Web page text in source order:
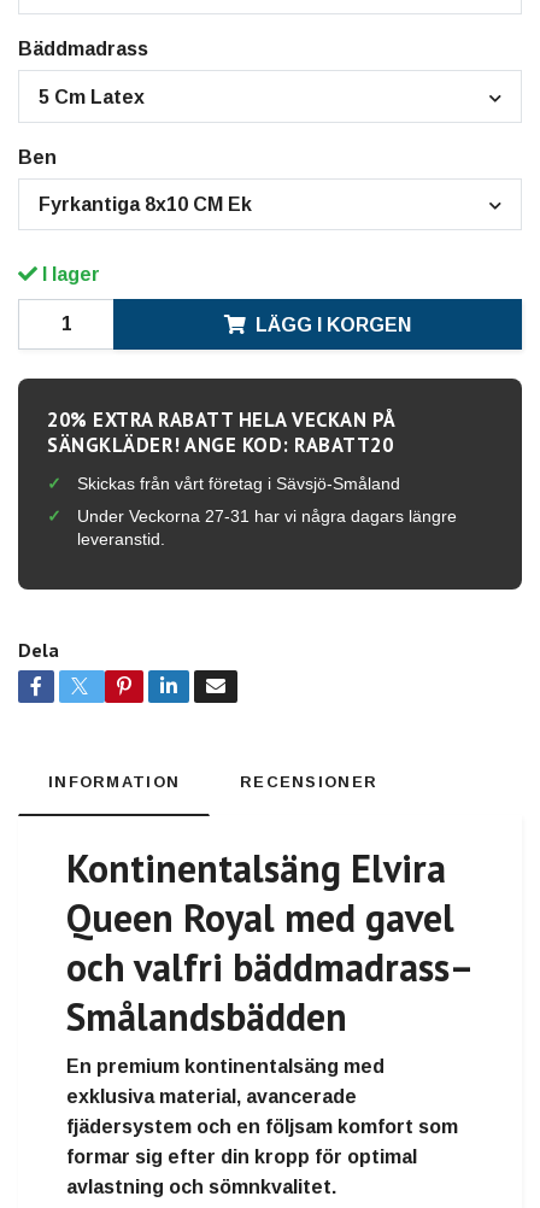
Bäddmadrass
5 Cm Latex
Ben
Fyrkantiga 8x10 CM Ek
I lager
LÄGG I KORGEN
20% EXTRA RABATT HELA VECKAN PÅ
SÄNGKLÄDER! ANGE KOD: RABATT20
Skickas från vårt företag i Sävsjö-Småland
Under Veckorna 27-31 har vi några dagars längre
leveranstid.
Dela
INFORMATION RECENSIONER
Kontinentalsäng Elvira
Queen Royal med gavel
och valfri bäddmadrass–
Smålandsbädden
En premium kontinentalsäng med
exklusiva material, avancerade
fjädersystem och en följsam komfort som
formar sig efter din kropp för optimal
avlastning och sömnkvalitet.